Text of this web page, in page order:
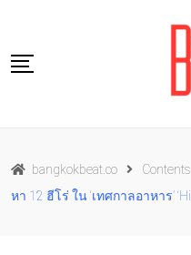
content
Food
bangkokbeat.co Contents
หา 12 ฮีโร่ ใน ‘เทศกาลอาหาร’